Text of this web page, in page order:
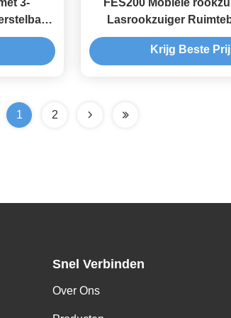
3-
FES200 Mobiele
Lasrookzuiger
Krijg Beste
1 2
Snel Verbinden
Over Ons